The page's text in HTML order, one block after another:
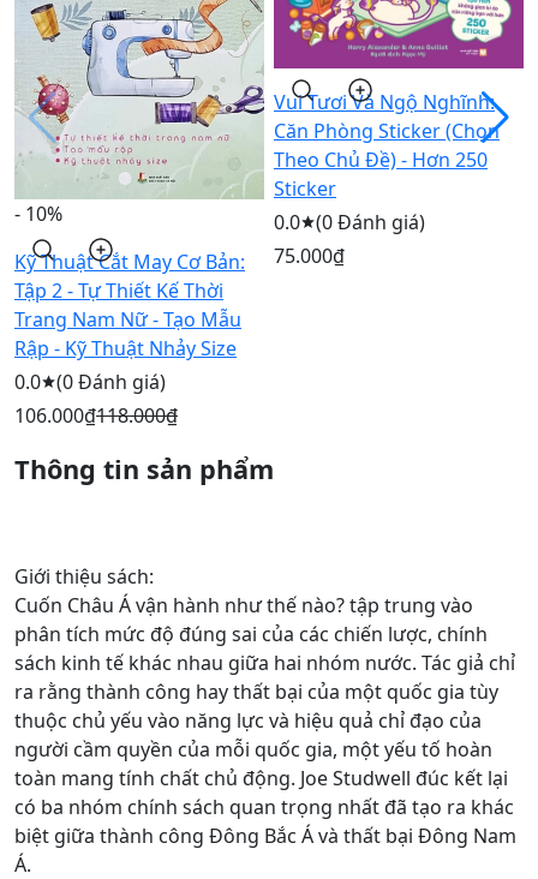
- 10%
Kỹ Thuật Cắt May Cơ Bản:
Tập 2 - Tự Thiết Kế Thời
Trang Nam Nữ - Tạo Mẫu
Rập - Kỹ Thuật Nhảy Size
0.0
(0 Đánh giá)
106.000₫118.000₫
Vui Tươi Và Ngộ Nghĩnh:
Căn Phòng Sticker (Chọn
Theo Chủ Đề) - Hơn 250
Sticker
0.0
(0 Đánh giá)
75.000₫
Thông tin sản phẩm
Giới thiệu sách:
Cuốn Châu Á vận hành như thế nào? tập trung vào
phân tích mức độ đúng sai của các chiến lược, chính
sách kinh tế khác nhau giữa hai nhóm nước. Tác giả chỉ
ra rằng thành công hay thất bại của một quốc gia tùy
thuộc chủ yếu vào năng lực và hiệu quả chỉ đạo của
người cầm quyền của mỗi quốc gia, một yếu tố hoàn
toàn mang tính chất chủ động. Joe Studwell đúc kết lại
có ba nhóm chính sách quan trọng nhất đã tạo ra khác
biệt giữa thành công Đông Bắc Á và thất bại Đông Nam
Á.